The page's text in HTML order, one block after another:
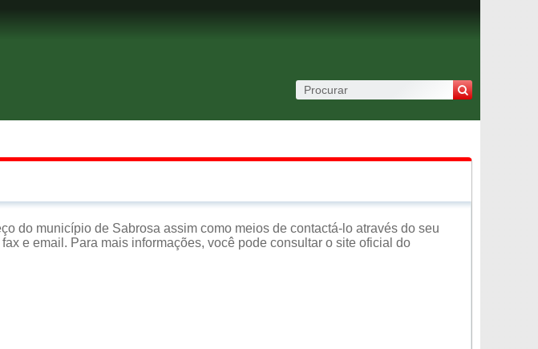
do município de Sabrosa assim como meios de contactá-lo através do seu
e email. Para mais informações, você pode consultar o site oficial do